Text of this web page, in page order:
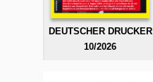
DEUTSCHER DRUCKER
10/2026